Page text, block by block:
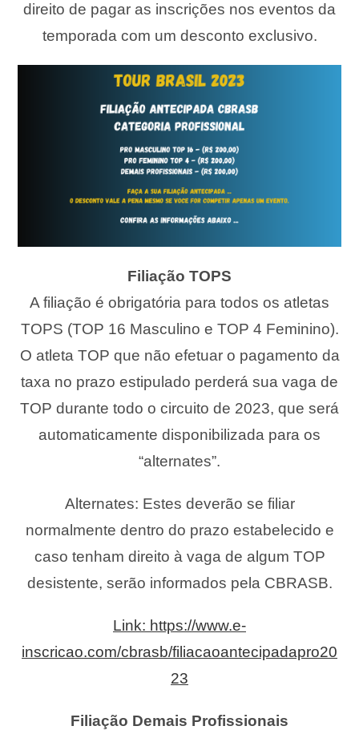
direito de pagar as inscrições nos eventos da
temporada com um desconto exclusivo.
Filiação TOPS
A filiação é obrigatória para todos os atletas
TOPS (TOP 16 Masculino e TOP 4 Feminino).
O atleta TOP que não efetuar o pagamento da
taxa no prazo estipulado perderá sua vaga de
TOP durante todo o circuito de 2023, que será
automaticamente disponibilizada para os
“alternates”.
Alternates: Estes deverão se filiar
normalmente dentro do prazo estabelecido e
caso tenham direito à vaga de algum TOP
desistente, serão informados pela CBRASB.
Link: https://www.e-
inscricao.com/cbrasb/filiacaoantecipadapro20
23
Filiação Demais Profissionais